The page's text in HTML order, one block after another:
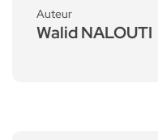
Auteur
Walid NALOUTI